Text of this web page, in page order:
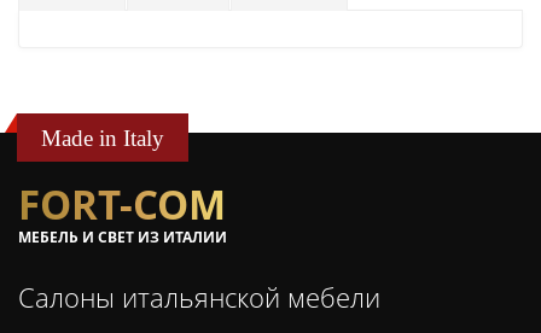
Made in Italy
FORT-COM
МЕБЕЛЬ И СВЕТ ИЗ ИТАЛИИ
Салоны итальянской мебели